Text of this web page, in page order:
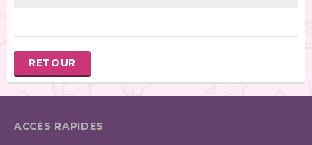
RETOUR
ACCÈS RAPIDES